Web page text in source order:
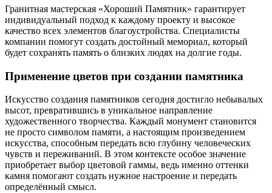
Гранитная мастерская «Хороший Памятник» гарантирует
индивидуальный подход к каждому проекту и высокое
качество всех элементов благоустройства. Специалисты
компании помогут создать достойный мемориал, который
будет сохранять память о близких людях на долгие годы.
Применение цветов при создании памятника
Искусство создания памятников сегодня достигло небывалых
высот, превратившись в уникальное направление
художественного творчества. Каждый монумент становится
не просто символом памяти, а настоящим произведением
искусства, способным передать всю глубину человеческих
чувств и переживаний. В этом контексте особое значение
приобретает выбор цветовой гаммы, ведь именно оттенки
камня помогают создать нужное настроение и передать
определённый смысл.